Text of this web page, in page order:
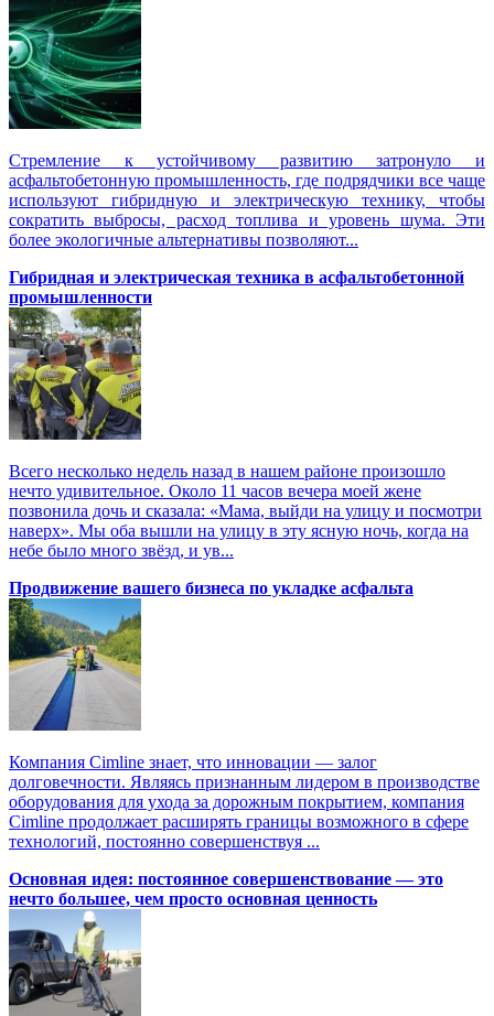
Стремление к устойчивому развитию затронуло и
асфальтобетонную промышленность, где подрядчики все чаще
используют гибридную и электрическую технику, чтобы
сократить выбросы, расход топлива и уровень шума. Эти
более экологичные альтернативы позволяют...
Гибридная и электрическая техника в асфальтобетонной
промышленности
Всего несколько недель назад в нашем районе произошло
нечто удивительное. Около 11 часов вечера моей жене
позвонила дочь и сказала: «Мама, выйди на улицу и посмотри
наверх». Мы оба вышли на улицу в эту ясную ночь, когда на
небе было много звёзд, и ув...
Продвижение вашего бизнеса по укладке асфальта
Компания Cimline знает, что инновации — залог
долговечности. Являясь признанным лидером в производстве
оборудования для ухода за дорожным покрытием, компания
Cimline продолжает расширять границы возможного в сфере
технологий, постоянно совершенствуя ...
Основная идея: постоянное совершенствование — это
нечто большее, чем просто основная ценность